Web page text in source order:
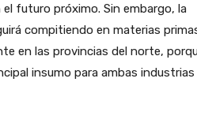
futuro próximo. Sin embargo, la
compitiendo en materias
en las provincias del norte,
insumo para ambas industrias